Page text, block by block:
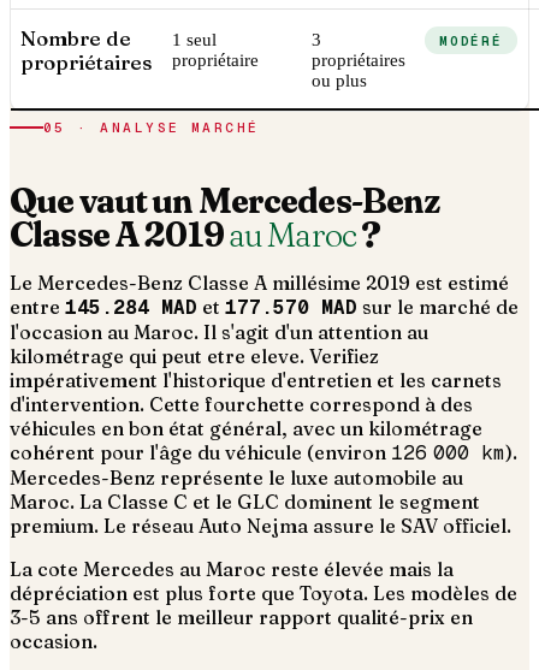
Nombre de
propriétaires
1 seul
propriétaire
3
propriétaires
ou plus
MODÉRÉ
05 · ANALYSE MARCHÉ
Que vaut unMercedes-Benz
Classe A2019au Maroc?
Le Mercedes-Benz Classe A millésime 2019 est estimé
entre 145.284 MAD et 177.570 MAD sur le marché de
l'occasion au Maroc. Il s'agit d'un attention au
kilométrage qui peut etre eleve. Verifiez
impérativement l'historique d'entretien et les carnets
d'intervention. Cette fourchette correspond à des
véhicules en bon état général, avec un kilométrage
cohérent pour l'âge du véhicule (environ 126 000 km).
Mercedes-Benz représente le luxe automobile au
Maroc. La Classe C et le GLC dominent le segment
premium. Le réseau Auto Nejma assure le SAV officiel.
La cote Mercedes au Maroc reste élevée mais la
dépréciation est plus forte que Toyota. Les modèles de
3-5 ans offrent le meilleur rapport qualité-prix en
occasion.